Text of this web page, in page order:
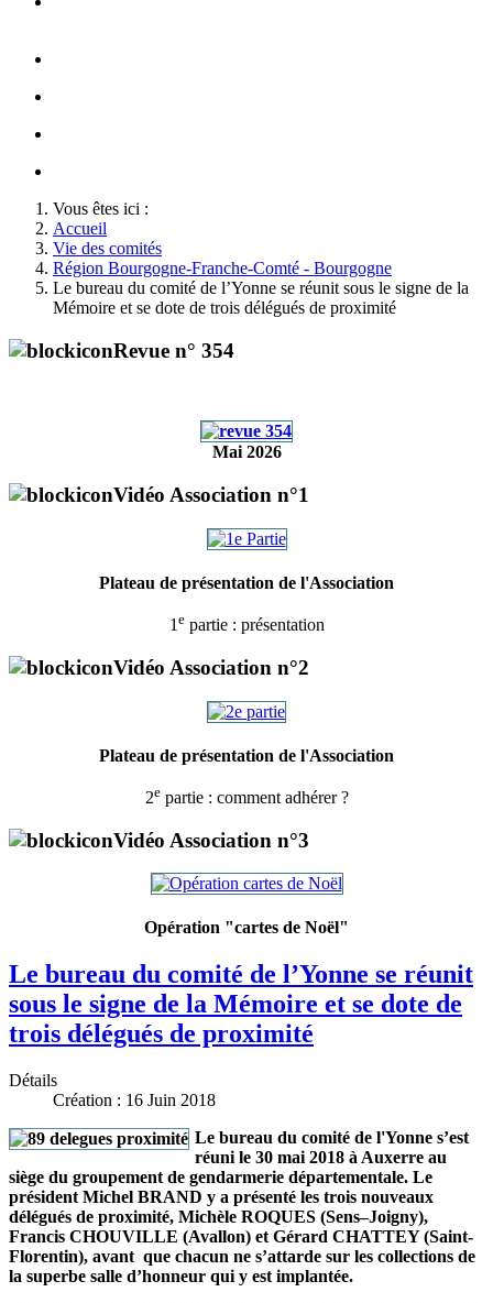
Vous êtes ici :
Accueil
Vie des comités
Région Bourgogne-Franche-Comté - Bourgogne
Le bureau du comité de l’Yonne se réunit sous le signe de la
Mémoire et se dote de trois délégués de proximité
Revue n° 354
Mai 2026
Vidéo Association n°1
Plateau de présentation de l'Association
1 epartie : présentation
Vidéo Association n°2
Plateau de présentation de l'Association
2epartie : comment adhérer ?
Vidéo Association n°3
Opération "cartes de Noël"
Le bureau du comité de l’Yonne se réunit
sous le signe de la Mémoire et se dote de
trois délégués de proximité
Détails
Création : 16 Juin 2018
Le bureau du comité de l'Yonne s’est
réuni le 30 mai 2018 à Auxerre au
siège du groupement de gendarmerie départementale. Le
président Michel BRAND y a présenté les trois nouveaux
délégués de proximité, Michèle ROQUES (Sens–Joigny),
Francis CHOUVILLE (Avallon) et Gérard CHATTEY (Saint-
Florentin), avant que chacun ne s’attarde sur les collections de
la superbe salle d’honneur qui y est implantée.